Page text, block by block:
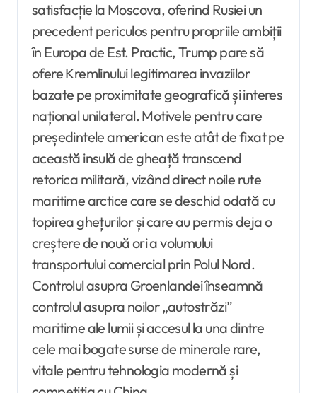
satisfacție la Moscova, oferind Rusiei un
precedent periculos pentru propriile ambiții
în Europa de Est. Practic, Trump pare să
ofere Kremlinului legitimarea invaziilor
bazate pe proximitate geografică și interes
național unilateral. Motivele pentru care
președintele american este atât de fixat pe
această insulă de gheață transcend
retorica militară, vizând direct noile rute
maritime arctice care se deschid odată cu
topirea ghețurilor și care au permis deja o
creștere de nouă ori a volumului
transportului comercial prin Polul Nord.
Controlul asupra Groenlandei înseamnă
controlul asupra noilor „autostrăzi”
maritime ale lumii și accesul la una dintre
cele mai bogate surse de minerale rare,
vitale pentru tehnologia modernă și